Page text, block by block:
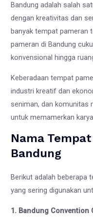
Bandung adalah salah
dengan kreativitas dan
banyak tempat pameran
pameran di Bandung
konvensional hingga
Keberadaan tempat
industri kreatif dan
seniman, dan komunitas
untuk memamerkan
Nama
Bandung
Berikut adalah beberapa
yang sering digunakan
1. Bandung Convention